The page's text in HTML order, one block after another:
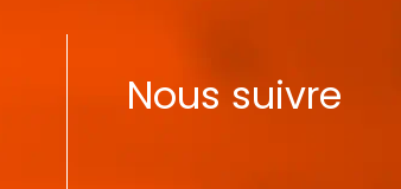
Nous suivre